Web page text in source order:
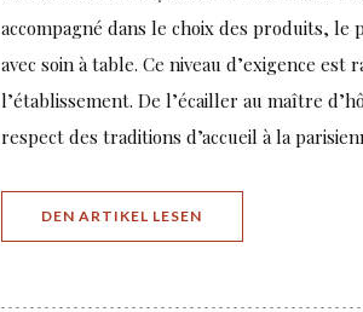
accompagné dans le choix des produits, le
avec soin à table. Ce niveau d’exigence
l’établissement. De l’écailler au maître
respect des traditions d’accueil à la
DEN ARTIKEL LESEN